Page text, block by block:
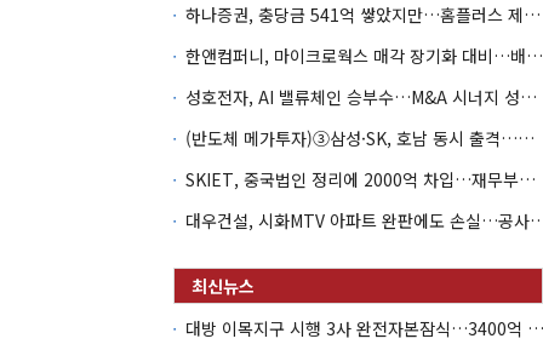
하나증권, 충당금 541억 쌓았지만…홈플러스 제재는 추가 비용 불씨
한앤컴퍼니, 마이크로웍스 매각 장기화 대비…배당 회수판 깔았다
성호전자, AI 밸류체인 승부수…M&A 시너지 성과 '시험대'
(반도체 메가투자)③삼성·SK, 호남 동시 출격…인력·협력사 쟁탈전
SKIET, 중국법인 정리에 2000억 차입…재무부담 더 커졌다
대우건설, 시화MTV 아파트 완
대방 이목지구 시행 3사 완전자본잠식…3400억 PF는 그룹 신용으로